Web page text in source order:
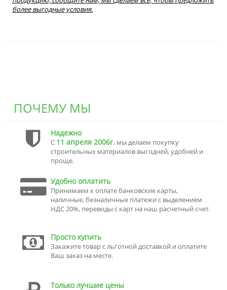
более выгодные условия.
ПОЧЕМУ МЫ
Надежно
С 11 апреля 2006г. мы делаем покупку
строительных материалов выгодней, удобней и
проще.
Удобно оплатить
Принимаем к оплате банковские карты,
наличные, безналичные платежи с выделением
НДС 20%, переводы с карт на наш расчетный счет.
Просто купить
Закажите товар с льготной доставкой и оплатите
Ваш заказ на месте.
Только лучшие цены